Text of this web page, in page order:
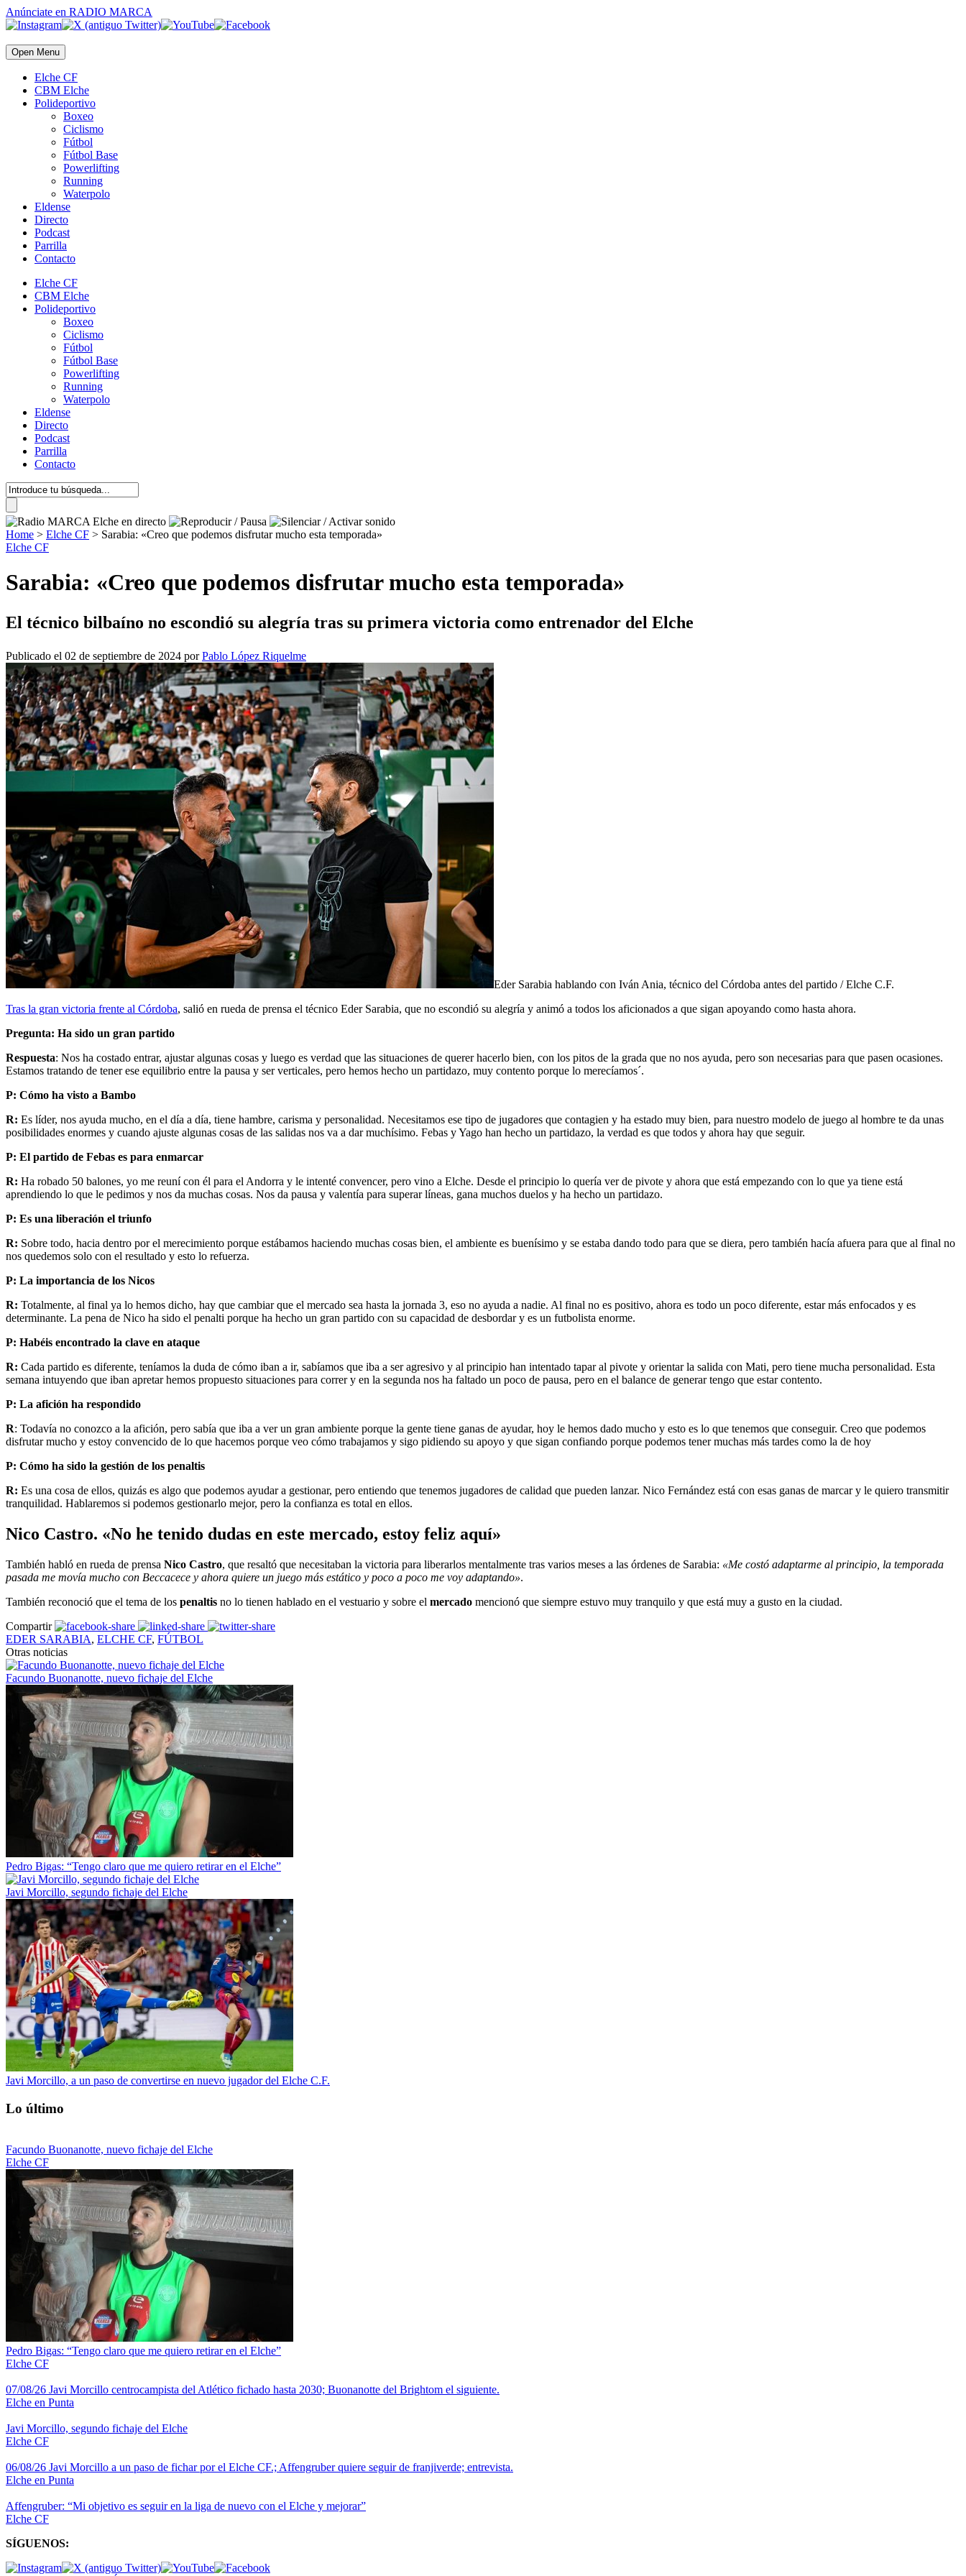
Anúnciate en RADIO MARCA
Open Menu
Elche CF
CBM Elche
Polideportivo
Boxeo
Ciclismo
Fútbol
Fútbol Base
Powerlifting
Running
Waterpolo
Eldense
Directo
Podcast
Parrilla
Contacto
Elche CF
CBM Elche
Polideportivo
Boxeo
Ciclismo
Fútbol
Fútbol Base
Powerlifting
Running
Waterpolo
Eldense
Directo
Podcast
Parrilla
Contacto
Home > Elche CF > Sarabia: «Creo que podemos disfrutar mucho esta temporada»
Elche CF
Sarabia: «Creo que podemos disfrutar mucho esta temporada»
El técnico bilbaíno no escondió su alegría tras su primera victoria como entrenador del Elche
Publicado el 02 de septiembre de 2024 porPablo López Riquelme
Eder Sarabia hablando con Iván Ania, técnico del Córdoba antes del partido / Elche C.F.
Tras la gran victoria frente al Córdoba, salió en rueda de prensa el técnico Eder Sarabia, que no escondió su alegría y animó a todos los aficionados a que sigan apoyando como hasta ahora.
Pregunta: Ha sido un gran partido
Respuesta: Nos ha costado entrar, ajustar algunas cosas y luego es verdad que las situaciones de querer hacerlo bien, con los pitos de la grada que no nos ayuda, pero son necesarias para que pasen ocasiones.
Estamos tratando de tener ese equilibrio entre la pausa y ser verticales, pero hemos hecho un partidazo, muy contento porque lo merecíamos´.
P: Cómo ha visto a Bambo
R: Es líder, nos ayuda mucho, en el día a día, tiene hambre, carisma y personalidad. Necesitamos ese tipo de jugadores que contagien y ha estado muy bien, para nuestro modelo de juego al hombre te da unas
posibilidades enormes y cuando ajuste algunas cosas de las salidas nos va a dar muchísimo. Febas y Yago han hecho un partidazo, la verdad es que todos y ahora hay que seguir.
P: El partido de Febas es para enmarcar
R: Ha robado 50 balones, yo me reuní con él para el Andorra y le intenté convencer, pero vino a Elche. Desde el principio lo quería ver de pivote y ahora que está empezando con lo que ya tiene está
aprendiendo lo que le pedimos y nos da muchas cosas. Nos da pausa y valentía para superar líneas, gana muchos duelos y ha hecho un partidazo.
P: Es una liberación el triunfo
R: Sobre todo, hacia dentro por el merecimiento porque estábamos haciendo muchas cosas bien, el ambiente es buenísimo y se estaba dando todo para que se diera, pero también hacía afuera para que al final no
nos quedemos solo con el resultado y esto lo refuerza.
P: La importancia de los Nicos
R: Totalmente, al final ya lo hemos dicho, hay que cambiar que el mercado sea hasta la jornada 3, eso no ayuda a nadie. Al final no es positivo, ahora es todo un poco diferente, estar más enfocados y es
determinante. La pena de Nico ha sido el penalti porque ha hecho un gran partido con su capacidad de desbordar y es un futbolista enorme.
P: Habéis encontrado la clave en ataque
R: Cada partido es diferente, teníamos la duda de cómo iban a ir, sabíamos que iba a ser agresivo y al principio han intentado tapar al pivote y orientar la salida con Mati, pero tiene mucha personalidad. Esta
semana intuyendo que iban apretar hemos propuesto situaciones para correr y en la segunda nos ha faltado un poco de pausa, pero en el balance de generar tengo que estar contento.
P: La afición ha respondido
R: Todavía no conozco a la afición, pero sabía que iba a ver un gran ambiente porque la gente tiene ganas de ayudar, hoy le hemos dado mucho y esto es lo que tenemos que conseguir. Creo que podemos
disfrutar mucho y estoy convencido de lo que hacemos porque veo cómo trabajamos y sigo pidiendo su apoyo y que sigan confiando porque podemos tener muchas más tardes como la de hoy
P: Cómo ha sido la gestión de los penaltis
R: Es una cosa de ellos, quizás es algo que podemos ayudar a gestionar, pero entiendo que tenemos jugadores de calidad que pueden lanzar. Nico Fernández está con esas ganas de marcar y le quiero transmitir
tranquilidad. Hablaremos si podemos gestionarlo mejor, pero la confianza es total en ellos.
Nico Castro. «No he tenido dudas en este mercado, estoy feliz aquí»
También habló en rueda de prensa Nico Castro, que resaltó que necesitaban la victoria para liberarlos mentalmente tras varios meses a las órdenes de Sarabia: «Me costó adaptarme al principio, la temporada
pasada me movía mucho con Beccacece y ahora quiere un juego más estático y poco a poco me voy adaptando».
También reconoció que el tema de los penaltis no lo tienen hablado en el vestuario y sobre el mercado mencionó que siempre estuvo muy tranquilo y que está muy a gusto en la ciudad.
Compartir
EDER SARABIA, ELCHE CF, FÚTBOL
Otras noticias
Facundo Buonanotte, nuevo fichaje del Elche
Pedro Bigas: “Tengo claro que me quiero retirar en el Elche”
Javi Morcillo, segundo fichaje del Elche
Javi Morcillo, a un paso de convertirse en nuevo jugador del Elche C.F.
Lo último
Facundo Buonanotte, nuevo fichaje del Elche
Elche CF
Pedro Bigas: “Tengo claro que me quiero retirar en el Elche”
Elche CF
07/08/26 Javi Morcillo centrocampista del Atlético fichado hasta 2030; Buonanotte del Brightom el siguiente.
Elche en Punta
Javi Morcillo, segundo fichaje del Elche
Elche CF
06/08/26 Javi Morcillo a un paso de fichar por el Elche CF.; Affengruber quiere seguir de franjiverde; entrevista.
Elche en Punta
Affengruber: “Mi objetivo es seguir en la liga de nuevo con el Elche y mejorar”
Elche CF
SÍGUENOS: